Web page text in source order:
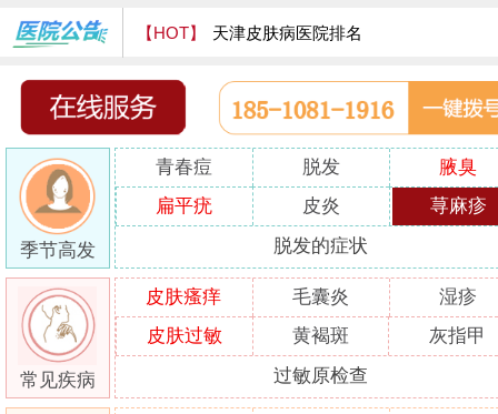
【HOT】 天津皮肤病医院排名
天津津门皮肤病医院怎么样
季节高发
青春痘 脱发
腋臭
扁平疣
皮炎 荨麻疹
脱发的症状
常见疾病
皮肤瘙痒 毛囊炎
湿疹
皮肤过敏
黄褐斑 灰指甲
过敏原检查